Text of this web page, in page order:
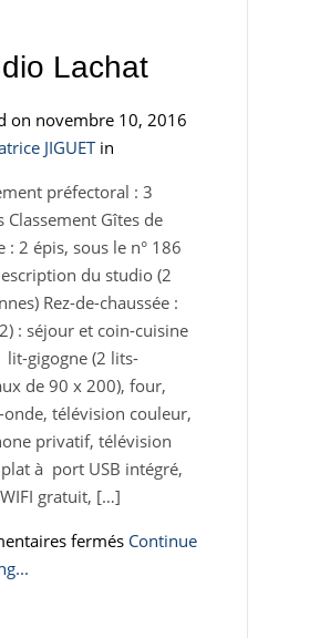
Lachat
on novembre 10, 2016
JIGUETin
préfectoral : 3
Classement Gîtes de
: 2 épis, sous le n° 186
du studio (2
Rez-de-chaussée :
: séjour et coin-cuisine
lit-gigogne (2 lits-
de 90 x 200), four,
télévision couleur,
privatif, télévision
à port USB intégré,
gratuit, […]
ferméssur
Continue